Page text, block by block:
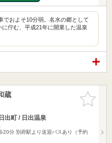
でおよそ10分弱。名水の郷として
佇む、平成21年に開業した温泉
お気に入
りに追加
蔵
出町 / 日出温泉
20分 別府駅より送迎バスあり（予約